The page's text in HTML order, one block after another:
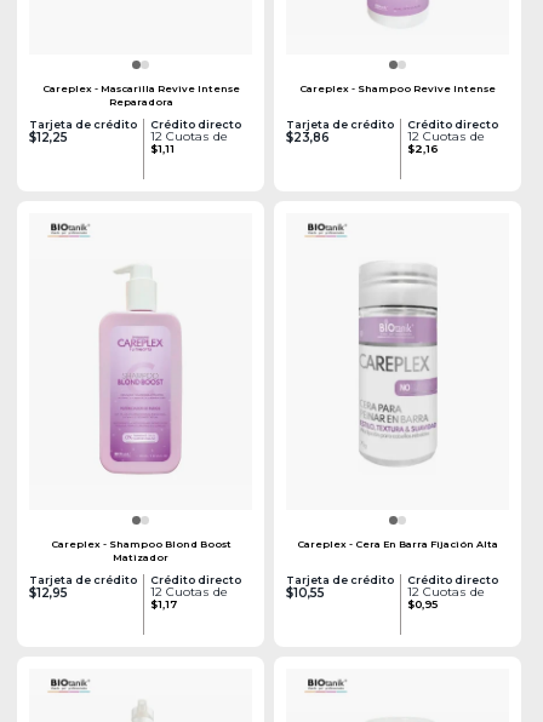
Careplex - Mascarilla Revive Intense
Reparadora
Tarjeta de crédito
$12,25
Crédito directo
12 Cuotas de
$1,11
Careplex - Shampoo Revive Intense
Tarjeta de crédito
$23,86
Crédito directo
12 Cuotas de
$2,16
Careplex - Shampoo Blond Boost
Matizador
Tarjeta de crédito
$12,95
Crédito directo
12 Cuotas de
$1,17
Careplex - Cera En Barra Fijación Alta
Tarjeta de crédito
$10,55
Crédito directo
12 Cuotas de
$0,95